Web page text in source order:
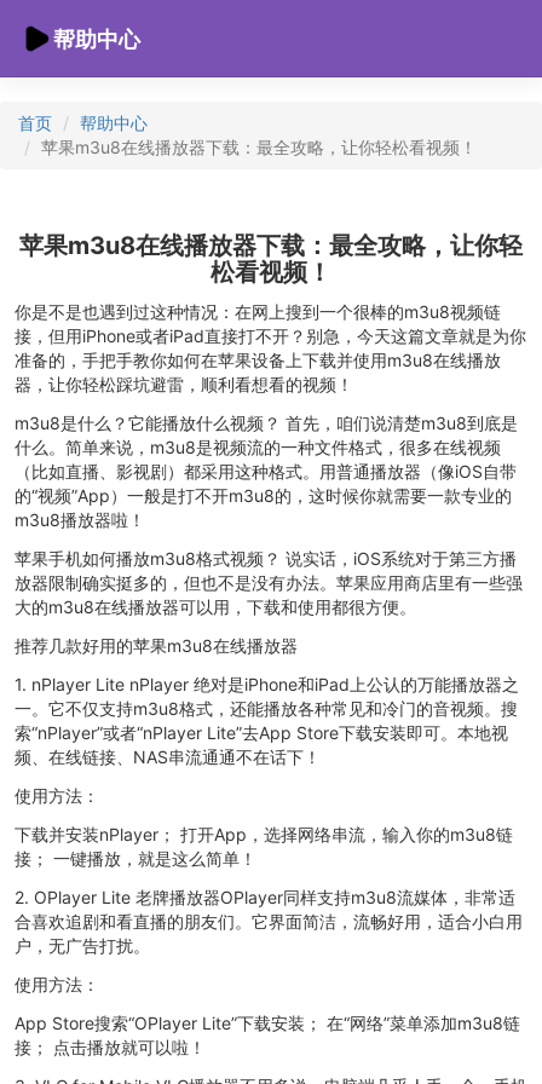
帮助中心
首页
帮助中心
苹果m3u8在线播放器下载：最全攻略，让你轻松看视频！
苹果m3u8在线播放器下载：最全攻略，让你轻
松看视频！
你是不是也遇到过这种情况：在网上搜到一个很棒的m3u8视频链
接，但用iPhone或者iPad直接打不开？别急，今天这篇文章就是为你
准备的，手把手教你如何在苹果设备上下载并使用m3u8在线播放
器，让你轻松踩坑避雷，顺利看想看的视频！
m3u8是什么？它能播放什么视频？ 首先，咱们说清楚m3u8到底是
什么。简单来说，m3u8是视频流的一种文件格式，很多在线视频
（比如直播、影视剧）都采用这种格式。用普通播放器（像iOS自带
的“视频”App）一般是打不开m3u8的，这时候你就需要一款专业的
m3u8播放器啦！
苹果手机如何播放m3u8格式视频？ 说实话，iOS系统对于第三方播
放器限制确实挺多的，但也不是没有办法。苹果应用商店里有一些强
大的m3u8在线播放器可以用，下载和使用都很方便。
推荐几款好用的苹果m3u8在线播放器
1. nPlayer Lite nPlayer 绝对是iPhone和iPad上公认的万能播放器之
一。它不仅支持m3u8格式，还能播放各种常见和冷门的音视频。搜
索“nPlayer”或者“nPlayer Lite”去App Store下载安装即可。本地视
频、在线链接、NAS串流通通不在话下！
使用方法：
下载并安装nPlayer； 打开App，选择网络串流，输入你的m3u8链
接； 一键播放，就是这么简单！
2. OPlayer Lite 老牌播放器OPlayer同样支持m3u8流媒体，非常适
合喜欢追剧和看直播的朋友们。它界面简洁，流畅好用，适合小白用
户，无广告打扰。
使用方法：
App Store搜索“OPlayer Lite”下载安装； 在“网络”菜单添加m3u8链
接； 点击播放就可以啦！